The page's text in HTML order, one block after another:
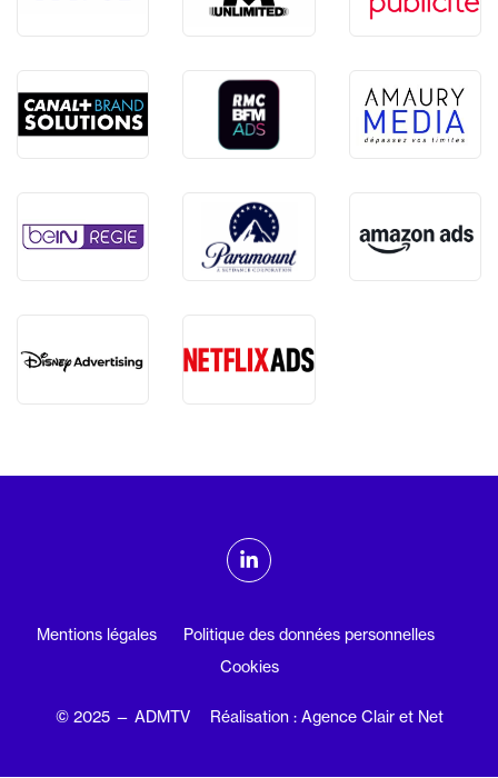
ADMTV sur les réseaux sociaux
Linkedin
Mentions légales
Politique des données personnelles
Cookies
© 2025 — ADMTV Réalisation : Agence Clair et Net